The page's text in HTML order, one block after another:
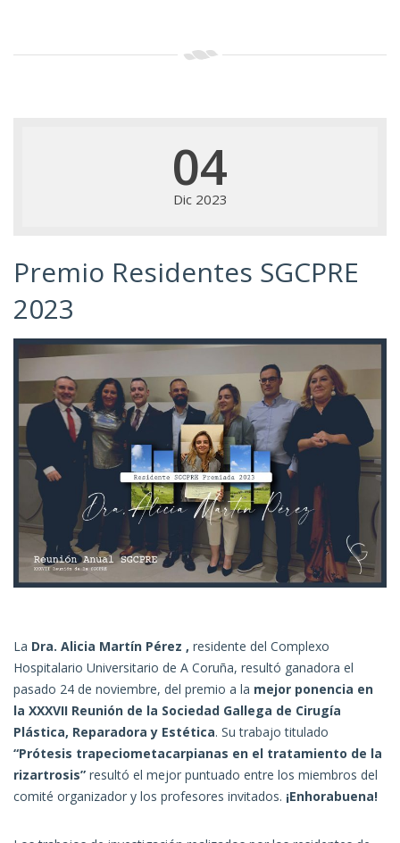
04
Dic 2023
Premio Residentes SGCPRE
2023
La Dra. Alicia Martín Pérez , residente del Complexo
Hospitalario Universitario de A Coruña, resultó ganadora el
pasado 24 de noviembre, del premio a la mejor ponencia en
la XXXVII Reunión de la Sociedad Gallega de Cirugía
Plástica, Reparadora y Estética. Su trabajo titulado
“Prótesis trapeciometacarpianas en el tratamiento de la
rizartrosis” resultó el mejor puntuado entre los miembros del
comité organizador y los profesores invitados. ¡Enhorabuena!